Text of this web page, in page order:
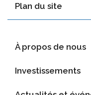
Plan du site
À propos de nous
Investissements